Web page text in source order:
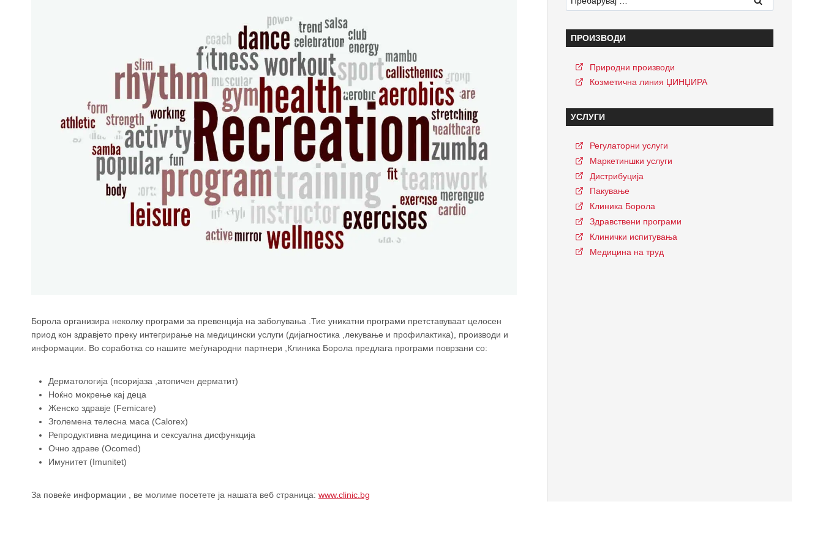
Борола организира неколку програми за превенција на заболувања .Тие уникатни програми претставуваат целосен
приод кон здравјето преку интегрирање на медицински услуги (дијагностика ,лекување и профилактика), производи и
информации. Во соработка со нашите меѓународни партнери ,Клиника Борола предлага програми поврзани со:
Дерматологија (псоријаза ,атопичен дерматит)
Ноќно мокрење кај деца
Женско здравје (Femicare)
Зголемена телесна маса (Calorex)
Репродуктивна медицина и сексуална дисфункција
Очно здраве (Ocomed)
Имунитет (Imunitet)
За повеќе информации , ве молиме посетете ја нашата веб страница: www.clinic.bg
за:
ПРОИЗВОДИ
Природни производи
Козметична линия ЏИНЏИРА
УСЛУГИ
Регулаторни услуги
Маркетиншки услуги
Дистрибуција
Пакување
Клиника Борола
Здравствени програми
Клинички испитувања
Медицина на труд